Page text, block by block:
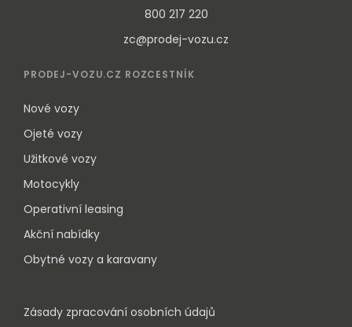
800 217 220
zc@prodej-vozu.cz
PRODEJ-VOZU.CZ ROZCESTNÍK
Nové vozy
Ojeté vozy
Užitkové vozy
Motocykly
Operativní leasing
Akční nabídky
Obytné vozy a karavany
Zásady zpracování osobních údajů